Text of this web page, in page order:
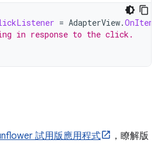
= AdapterView.
in response to the click.
試用版應用程式
，瞭解版